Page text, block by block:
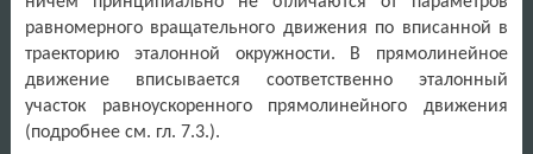
равномерного вращательного движения по вписанной в
траекторию эталонной окружности. В прямолинейное
движение вписывается соответственно эталонный
участок равноускоренного прямолинейного движения
(подробнее см. гл. 7.3.).